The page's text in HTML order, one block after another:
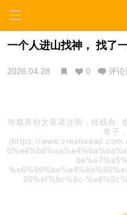
一个人进山找神， 找了
2026.04.28 0 评论
转载原创文章请注明，转载自:
辈子
(https://
90%ef%bc%8c-